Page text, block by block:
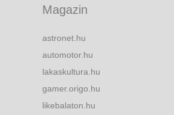
Magazin
astronet.hu
automotor.hu
lakaskultura.hu
gamer.origo.hu
likebalaton.hu